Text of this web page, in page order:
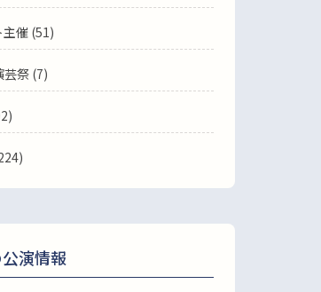
主催 (51)
芸祭 (7)
演情報